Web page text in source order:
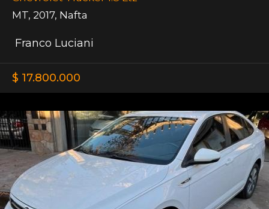
MT, 2017, Nafta
Franco Luciani
$ 17.800.000